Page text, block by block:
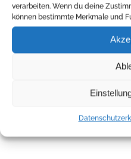
verarbeiten. Wenn du deine
können bestimmte Merkmale und
Auf die Breite
kommt es an, oder?